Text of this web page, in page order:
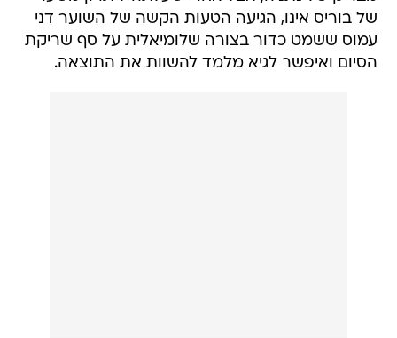
של בוריס אינו, הגיעה הטעות הקשה של השוער דני
עמוס ששמט כדור בצורה שלומיאלית על סף שריקת
הסיום ואיפשר לגיא מלמד להשוות את התוצאה.